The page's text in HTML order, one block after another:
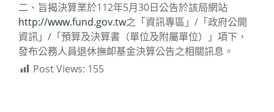
二、旨揭決算業於112年5月30日公告於該局網站
http://www.fund.gov.tw之「資訊專區」/「政府公開
資訊」/「預算及決算書（單位及附屬單位）」項下，
發布公務人員退休撫卹基金決算公告之相關訊息。
Post Views: 155